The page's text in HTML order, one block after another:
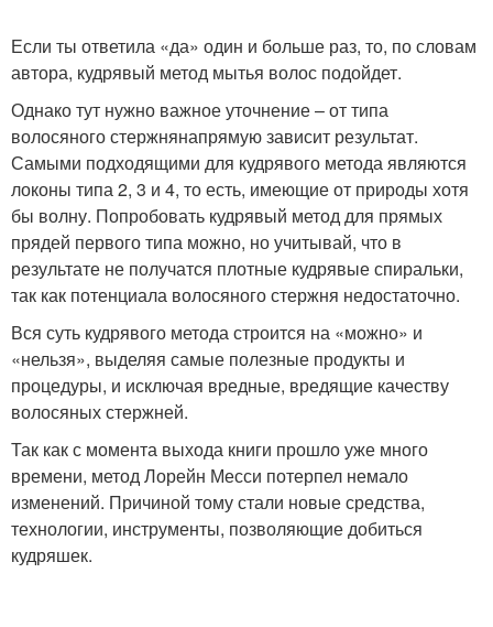
Если ты ответила «да» один и больше раз, то, по словам
автора, кудрявый метод мытья волос подойдет.
Однако тут нужно важное уточнение – от типа
волосяного стержнянапрямую зависит результат.
Самыми подходящими для кудрявого метода являются
локоны типа 2, 3 и 4, то есть, имеющие от природы хотя
бы волну. Попробовать кудрявый метод для прямых
прядей первого типа можно, но учитывай, что в
результате не получатся плотные кудрявые спиральки,
так как потенциала волосяного стержня недостаточно.
Вся суть кудрявого метода строится на «можно» и
«нельзя», выделяя самые полезные продукты и
процедуры, и исключая вредные, вредящие качеству
волосяных стержней.
Так как с момента выхода книги прошло уже много
времени, метод Лорейн Месси потерпел немало
изменений. Причиной тому стали новые средства,
технологии, инструменты, позволяющие добиться
кудряшек.